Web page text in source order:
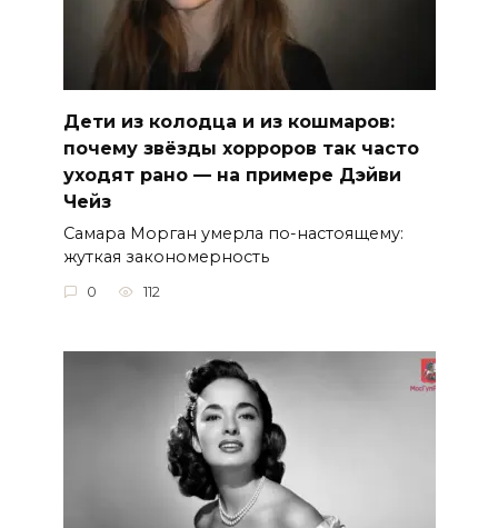
Дети из колодца и из кошмаров:
почему звёзды хорроров так часто
уходят рано — на примере Дэйви
Чейз
Самара Морган умерла по-настоящему:
жуткая закономерность
0 112